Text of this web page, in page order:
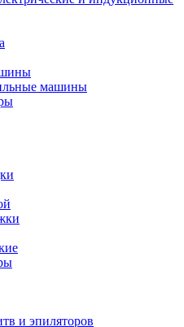
машины
и эпиляторов